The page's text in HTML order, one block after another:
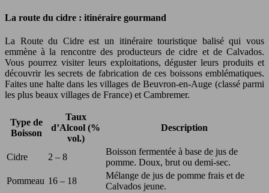
La route du cidre : itinéraire gourmand
La Route du Cidre est un itinéraire touristique balisé qui vous
emmène à la rencontre des producteurs de cidre et de Calvados.
Vous pourrez visiter leurs exploitations, déguster leurs produits et
découvrir les secrets de fabrication de ces boissons emblématiques.
Faites une halte dans les villages de Beuvron-en-Auge (classé parmi
les plus beaux villages de France) et Cambremer.
Type de
Boisson
Taux
d’Alcool (%
vol.)
Description
Cidre 2 – 8
Boisson fermentée à base de jus de
pomme. Doux, brut ou demi-sec.
Pommeau 16 – 18
Mélange de jus de pomme frais et de
Calvados jeune.